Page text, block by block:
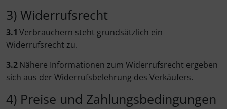
3) Widerrufsrecht
3.1 Verbrauchern steht grundsätzlich ein
Widerrufsrecht zu.
3.2Nähere Informationen zum Widerrufsrecht ergeben
sich aus der Widerrufsbelehrung des Verkäufers.
4) Preise und Zahlungsbedingungen